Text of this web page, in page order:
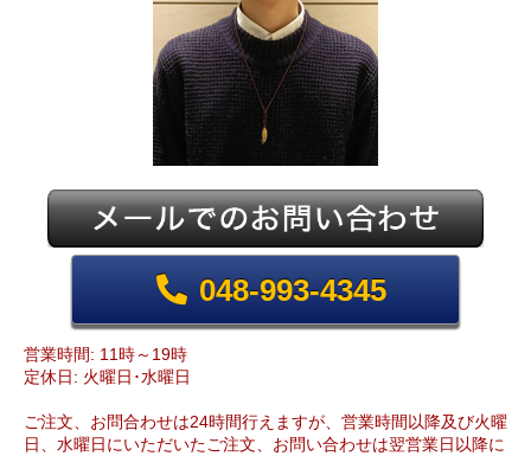
048-993-4345
営業時間: 11時～19時
定休日: 火曜日･水曜日
ご注文、お問合わせは24時間行えますが、営業時間以降及び火曜
日、水曜日にいただいたご注文、お問い合わせは翌営業日以降に